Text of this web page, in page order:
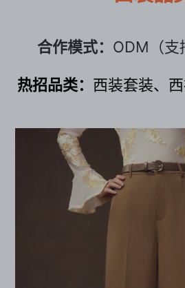
合作模式： ODM（支
热招品类： 西装套装、